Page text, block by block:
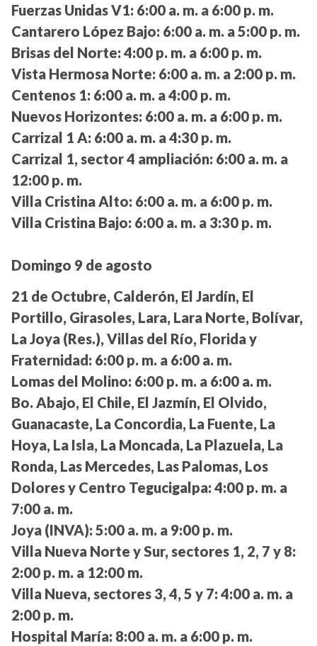
Fuerzas Unidas V1: 6:00 a. m. a 6:00 p. m.
Cantarero López Bajo: 6:00 a. m. a 5:00 p. m.
Brisas del Norte: 4:00 p. m. a 6:00 p. m.
Vista Hermosa Norte: 6:00 a. m. a 2:00 p. m.
Centenos 1: 6:00 a. m. a 4:00 p. m.
Nuevos Horizontes: 6:00 a. m. a 6:00 p. m.
Carrizal 1 A: 6:00 a. m. a 4:30 p. m.
Carrizal 1, sector 4 ampliación: 6:00 a. m. a
12:00 p. m.
Villa Cristina Alto: 6:00 a. m. a 6:00 p. m.
Villa Cristina Bajo: 6:00 a. m. a 3:30 p. m.
Domingo 9 de agosto
21 de Octubre, Calderón, El Jardín, El
Portillo, Girasoles, Lara, Lara Norte, Bolívar,
La Joya (Res.), Villas del Río, Florida y
Fraternidad: 6:00 p. m. a 6:00 a. m.
Lomas del Molino: 6:00 p. m. a 6:00 a. m.
Bo. Abajo, El Chile, El Jazmín, El Olvido,
Guanacaste, La Concordia, La Fuente, La
Hoya, La Isla, La Moncada, La Plazuela, La
Ronda, Las Mercedes, Las Palomas, Los
Dolores y Centro Tegucigalpa: 4:00 p. m. a
7:00 a. m.
Joya (INVA): 5:00 a. m. a 9:00 p. m.
Villa Nueva Norte y Sur, sectores 1, 2, 7 y 8:
2:00 p. m. a 12:00 m.
Villa Nueva, sectores 3, 4, 5 y 7: 4:00 a. m. a
2:00 p. m.
Hospital María: 8:00 a. m. a 6:00 p. m.